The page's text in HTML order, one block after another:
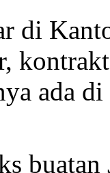
di
ada
buatan